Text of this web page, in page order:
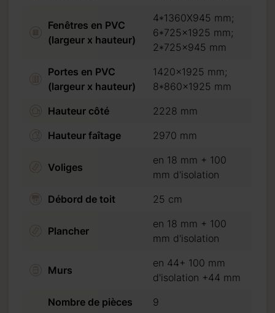
Fenêtres en PVC
(largeur x hauteur)
4*1360X945 mm;
6*725x1925 mm;
2*725x945 mm
Portes en PVC
(largeur x hauteur)
1420x1925 mm;
8*860x1925 mm
Hauteur côté
2228 mm
Hauteur faîtage
2970 mm
Voliges
en 18 mm + 100
mm d'isolation
Débord de toit
25 cm
Plancher
en 18 mm + 100
mm d'isolation
Murs
en 44+ 100 mm
d'isolation +44 mm
Nombre de pièces
9
réception autour du:
18.10.2026